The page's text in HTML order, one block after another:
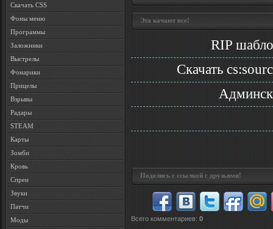
Скачать CSS
Фоны меню
Программы
Заложники
Выстрелы
Фонарики
Прицелы
Взрывы
Радары
STEAM
Карты
Зомби
Кровь
Спреи
Звуки
Патчи
Моды
Эта качают все!
RIP
Скачать
Поделись с ссылкой с друзьями!
Всего комментариев: 0